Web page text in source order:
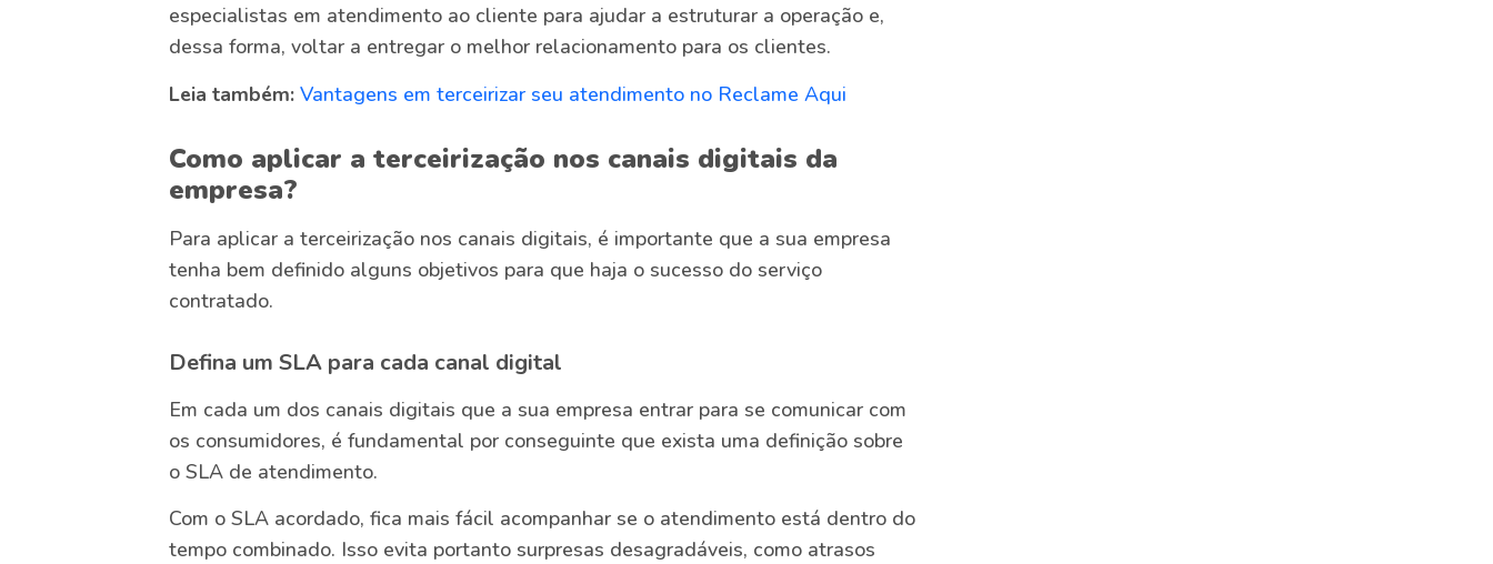
especialistas em atendimento ao cliente para ajudar a estruturar a operação e,
dessa forma, voltar a entregar o melhor relacionamento para os clientes.
Leia também: Vantagens em terceirizar seu atendimento no Reclame Aqui
Como aplicar a terceirização nos canais digitais da
empresa?
Para aplicar a terceirização nos canais digitais, é importante que a sua empresa
tenha bem definido alguns objetivos para que haja o sucesso do serviço
contratado.
Defina um SLA para cada canal digital
Em cada um dos canais digitais que a sua empresa entrar para se comunicar com
os consumidores, é fundamental por conseguinte que exista uma definição sobre
o SLA de atendimento.
Com o SLA acordado, fica mais fácil acompanhar se o atendimento está dentro do
tempo combinado. Isso evita portanto surpresas desagradáveis, como atrasos